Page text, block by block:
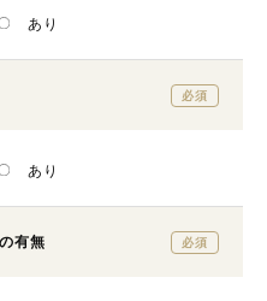
あり
必須
あり
有無 必須